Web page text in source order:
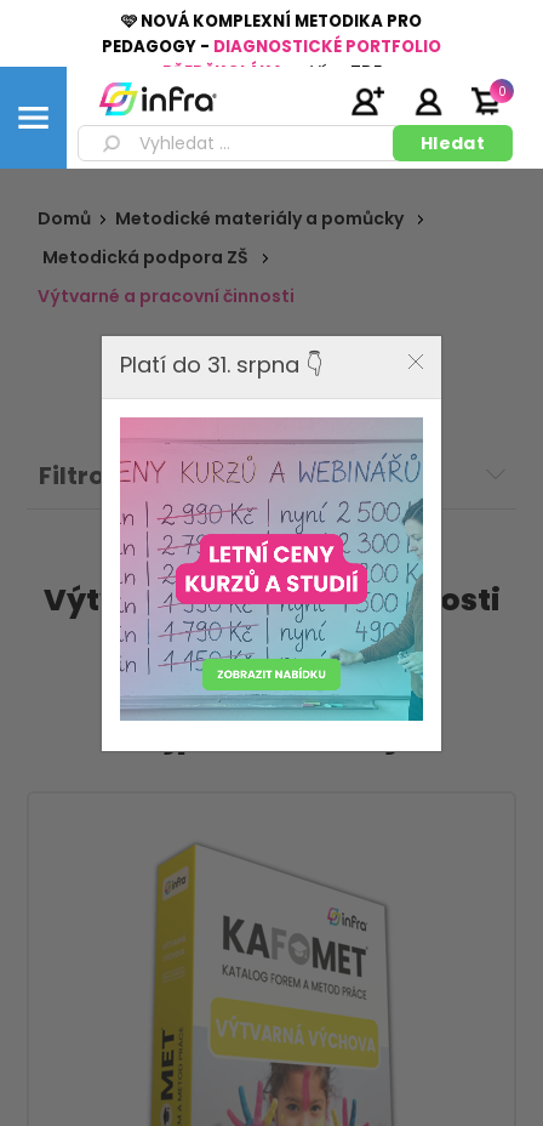
🩷 NOVÁ KOMPLEXNÍ METODIKA PRO
PEDAGOGY - DIAGNOSTICKÉ PORTFOLIO
PŘEDŠKOLÁKA
Více ZDE
0
Domů
Metodické materiály a pomůcky
Metodická podpora ZŠ
Výtvarné a pracovní činnosti
Filtrovat:
Výtvarné a pracovní činnosti
Nejprodávanější
Platí do 31. srpna 👇